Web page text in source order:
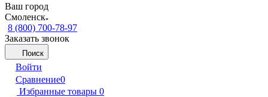
Ваш город
Смоленск
8 (800) 700-78-97
Заказать звонок
Поиск
Войти
Сравнение0
Избранные товары 0